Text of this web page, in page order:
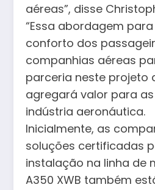
aéreas”, disse
“Essa abordagem
conforto dos
companhias aéreas
parceria neste projeto
agregará valor para
indústria aeronáutica.
Inicialmente, as
soluções certificadas
instalação na linha de
A350 XWB também